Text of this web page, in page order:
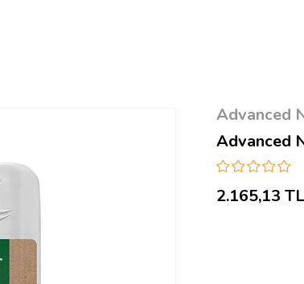
Advanced
Advanced
2.165,13 TL